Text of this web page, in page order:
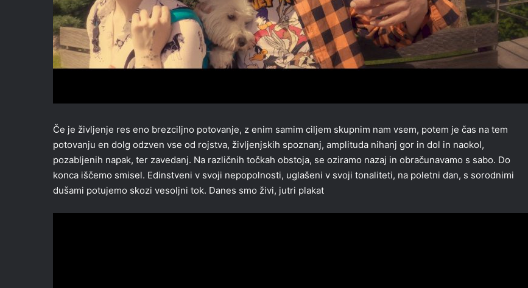
Če je življenje res eno brezciljno potovanje, z enim samim ciljem skupnim nam vsem, potem je čas na tem
potovanju en dolg odzven vse od rojstva, življenjskih spoznanj, amplituda nihanj gor in dol in naokol,
pozabljenih napak, ter zavedanj. Na različnih točkah obstoja, se oziramo nazaj in obračunavamo s sabo. Do
konca iščemo smisel. Edinstveni v svoji nepopolnosti, uglašeni v svoji tonaliteti, na poletni dan, s sorodnimi
dušami potujemo skozi vesoljni tok. Danes smo živi, jutri plakat